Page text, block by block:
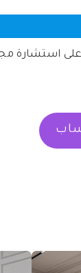
استشارة